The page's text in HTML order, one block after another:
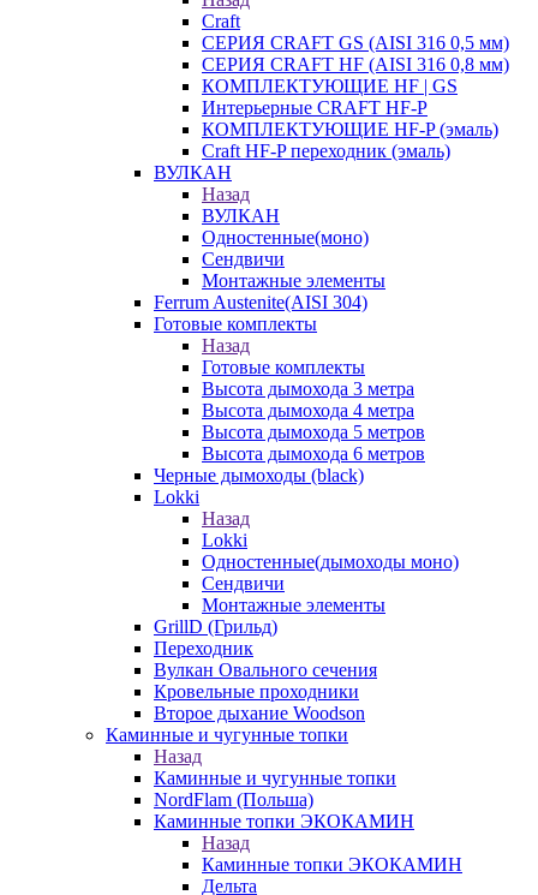
Craft
СЕРИЯ CRAFT GS (AISI 316 0,5 мм)
СЕРИЯ CRAFT HF (AISI 316 0,8 мм)
КОМПЛЕКТУЮЩИЕ HF | GS
Интерьерные CRAFT HF-P
КОМПЛЕКТУЮЩИЕ HF-P (эмаль)
Craft HF-P переходник (эмаль)
ВУЛКАН
Назад
ВУЛКАН
Одностенные(моно)
Сендвичи
Монтажные элементы
Ferrum Austenite(AISI 304)
Готовые комплекты
Назад
Готовые комплекты
Высота дымохода 3 метра
Высота дымохода 4 метра
Высота дымохода 5 метров
Высота дымохода 6 метров
Черные дымоходы (black)
Lokki
Назад
Lokki
Одностенные(дымоходы моно)
Сендвичи
Монтажные элементы
GrillD (Грильд)
Переходник
Вулкан Овального сечения
Кровельные проходники
Второе дыхание Woodson
Каминные и чугунные топки
Назад
Каминные и чугунные топки
NordFlam (Польша)
Каминные топки ЭКОКАМИН
Назад
Каминные топки ЭКОКАМИН
Дельта